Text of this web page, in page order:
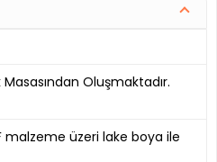
Oluşmaktadır.
malzeme üzeri lake boya ile